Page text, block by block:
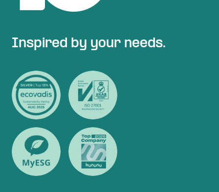
Inspired by your needs.